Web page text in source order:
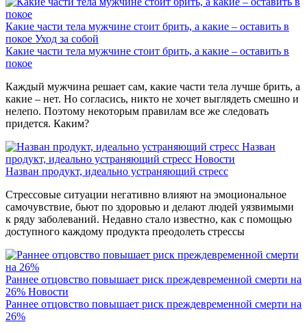
Какие части тела мужчине стоит брить, а какие – оставить в
покое Уход за собой
Какие части тела мужчине стоит брить, а какие – оставить в
покое
Каждый мужчина решает сам, какие части тела лучше брить, а
какие – нет. Но согласись, никто не хочет выглядеть смешно и
нелепо. Поэтому некоторым правилам все же следовать
придется. Каким?
Назван
продукт, идеально устраняющий стресс Новости
Назван продукт, идеально устраняющий стресс
Стрессовые ситуации негативно влияют на эмоциональное
самочувствие, бьют по здоровью и делают людей уязвимыми
к ряду заболеваний. Недавно стало известно, как с помощью
доступного каждому продукта преодолеть стрессы
Раннее отцовство повышает риск преждевременной смерти на
26% Новости
Раннее отцовство повышает риск преждевременной смерти на
26%